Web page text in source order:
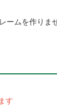
ームを作りま
す